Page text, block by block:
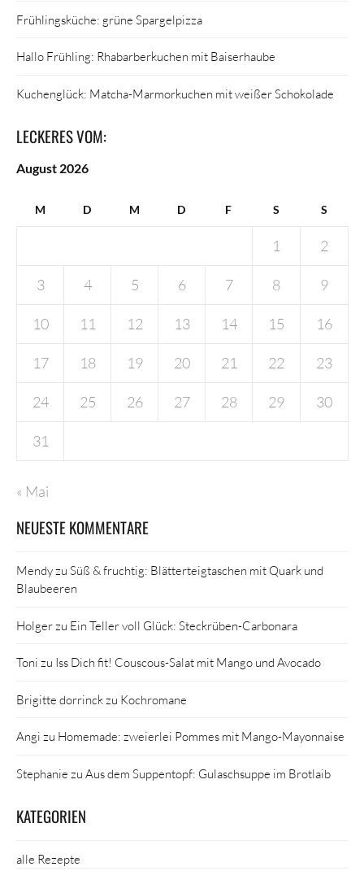
Frühlingsküche: grüne Spargelpizza
Hallo Frühling: Rhabarberkuchen mit Baiserhaube
Kuchenglück: Matcha-Marmorkuchen mit weißer Schokolade
LECKERES VOM:
August 2026
M D M D F S S
1 2
3 4 5 6 7 8 9
10 11 12 13 14 15 16
17 18 19 20 21 22 23
24 25 26 27 28 29 30
31
« Mai
NEUESTE KOMMENTARE
Mendyzu Süß & fruchtig: Blätterteigtaschen mit Quark und
Blaubeeren
Holgerzu Ein Teller voll Glück: Steckrüben-Carbonara
Toni zu Iss Dich fit! Couscous-Salat mit Mango und Avocado
Brigitte dorrinckzu Kochromane
Angi zu Homemade: zweierlei Pommes mit Mango-Mayonnaise
Stephanie zu Aus dem Suppentopf: Gulaschsuppe im Brotlaib
KATEGORIEN
alle Rezepte